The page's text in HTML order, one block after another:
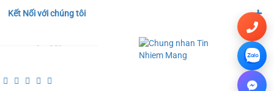
Kết Nối với chúng tôi